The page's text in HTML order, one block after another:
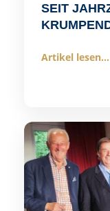
EIT
Artikel lesen...